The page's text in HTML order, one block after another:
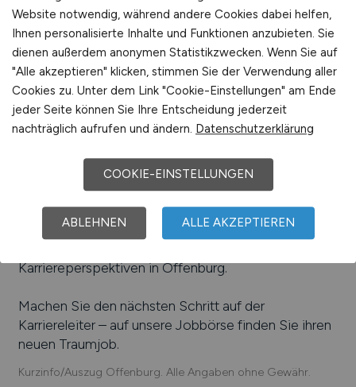
Beliebte Arbeitgeber inOffenburg, die attraktive
Jobangebote bieten:Energieversorgung
Offenbach AG, Schwarzwaldmilch GmbH, Pluradent
AG & Co. KG, Saint-Gobain Building Distribution
Deutschland GmbH, Burda-Verlag, Witzig & Frank /
FFG Werke GmbH, Hobart GmbH, Markant
GmbH & Co. KG, Tesa Werk Offenburg GmbH,
Einfach online aktuelle Stellenangebote inOffenburg
und Umgebung suchen. Informieren Sie sich auf
Karriereperspektiven inOffenburg.
Machen Sie den nächsten Schritt auf der
Karriereleiter – auf unsere Jobbörse finden Sie ihren
neuen Traumjob.
Kurzinfo/Auszug Offenburg. Alle Angaben ohne Gewähr.
Website notwendig, während andere Cookies dabei helfen,
Ihnen personalisierte Inhalte und Funktionen anzubieten. Sie
dienen außerdem anonymen Statistikzwecken. Wenn Sie auf
"Alle akzeptieren" klicken, stimmen Sie der Verwendung aller
Cookies zu. Unter dem Link "Cookie-Einstellungen" am Ende
jeder Seite können Sie Ihre Entscheidung jederzeit
nachträglich aufrufen und ändern. Datenschutzerklärung
COOKIE-EINSTELLUNGEN
ABLEHNEN ALLE AKZEPTIEREN